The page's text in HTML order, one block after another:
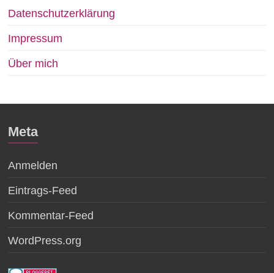
Datenschutzerklärung
Impressum
Über mich
Meta
Anmelden
Eintrags-Feed
Kommentar-Feed
WordPress.org